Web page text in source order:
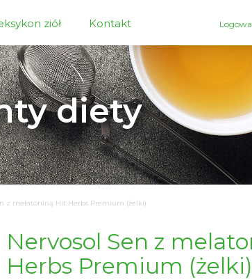
ziół Kontakt
diety
z melatoniną Hit Herbs Premium (żelki)
Nervosol Sen z
Herbs Premium (żelki)